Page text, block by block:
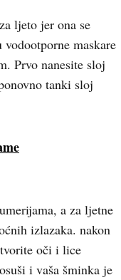
ljeto jer ona se
maskare
Prvo nanesite sloj
tanki sloj
a za ljetne
izlazaka. nakon
oči i lice
i vaša šminka je